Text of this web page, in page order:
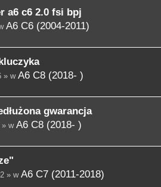
a6 c6 2.0 fsi bpj
A6 C6 (2004-2011)
» wA6 C8 (2018- )
gwarancja
» wA6 C8 (2018- )
» wA6 C7 (2011-2018)